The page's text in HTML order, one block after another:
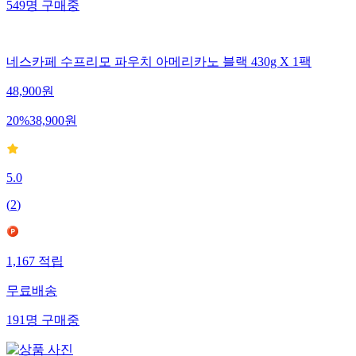
549명구매중
네스카페 수프리모 파우치 아메리카노 블랙 430g X 1팩
48,900원
20%38,900원
5.0
(2)
1,167적립
무료배송
191명구매중